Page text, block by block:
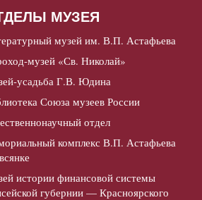
МУЗЕЯ
музей им. В.П. Астафьева
музей «Св. Николай»
усадьба Г.В. Юдина
Союза музеев России
отдел
комплекс В.П. Астафьева
истории финансовой системы
губернии — Красноярского